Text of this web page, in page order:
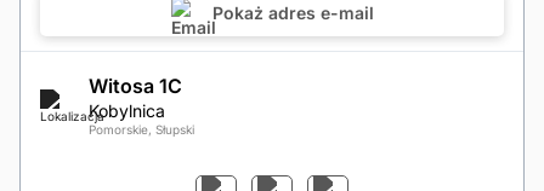
Pokaż adres e-mail
Witosa 1C
Kobylnica
Pomorskie, Słupski